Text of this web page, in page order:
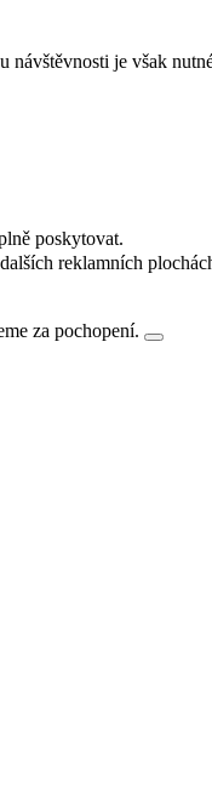
návštěvnosti je však
poskytovat.
reklamních
za pochopení.